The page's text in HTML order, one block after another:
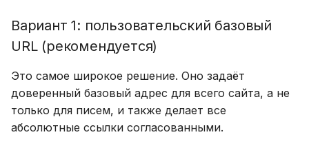
Вариант 1: пользовательский базовый
URL (рекомендуется)
Это самое широкое решение. Оно задаёт
доверенный базовый адрес для всего сайта, а не
только для писем, и также делает все
абсолютные ссылки согласованными.